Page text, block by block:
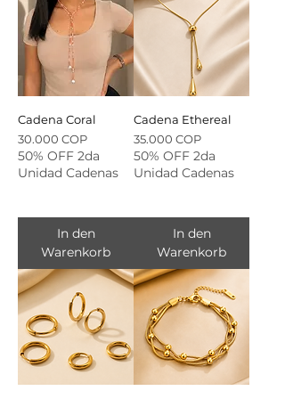
Cadena Coral
Preis
30.000 COP
50% OFF 2da
Unidad Cadenas
In den
Warenkorb
Cadena Ethereal
Preis
35.000 COP
50% OFF 2da
Unidad Cadenas
In den
Warenkorb